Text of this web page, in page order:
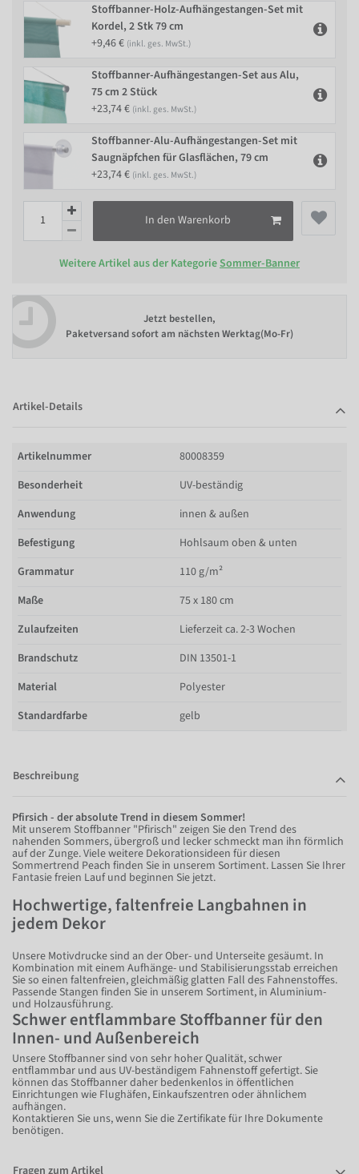
Stoffbanner-Holz-Aufhängestangen-Set mit
Kordel, 2 Stk 79 cm
+9,46 € (inkl. ges. MwSt.)
Stoffbanner-Aufhängestangen-Set aus Alu,
75 cm 2 Stück
+23,74 € (inkl. ges. MwSt.)
Stoffbanner-Alu-Aufhängestangen-Set mit
Saugnäpfchen für Glasflächen, 79 cm
+23,74 € (inkl. ges. MwSt.)
In den Warenkorb
Weitere Artikel aus der KategorieSommer-Banner
Jetzt bestellen,
Paketversand sofort am nächsten Werktag(Mo-Fr)
Artikel-Details
Artikelnummer
80008359
Besonderheit
UV-beständig
Anwendung
innen & außen
Befestigung
Hohlsaum oben & unten
Grammatur
110 g/m²
Maße
75 x 180 cm
Zulaufzeiten
Lieferzeit ca. 2-3 Wochen
Brandschutz
DIN 13501-1
Material
Polyester
Standardfarbe
gelb
Beschreibung
Pfirsich - der absolute Trend in diesem Sommer!
Mit unserem Stoffbanner "Pfirisch" zeigen Sie den Trend des
nahenden Sommers, übergroß und lecker schmeckt man ihn förmlich
auf der Zunge. Viele weitere Dekorationsideen für diesen
Sommertrend Peach finden Sie in unserem Sortiment. Lassen Sie Ihrer
Fantasie freien Lauf und beginnen Sie jetzt.
Hochwertige, faltenfreie Langbahnen in
jedem Dekor
Unsere Motivdrucke sind an der Ober- und Unterseite gesäumt. In
Kombination mit einem Aufhänge- und Stabilisierungsstab erreichen
Sie so einen faltenfreien, gleichmäßig glatten Fall des Fahnenstoffes.
Passende Stangen finden Sie in unserem Sortiment, in Aluminium-
und Holzausführung.
Schwer entflammbare Stoffbanner für den
Innen- und Außenbereich
Unsere Stoffbanner sind von sehr hoher Qualität, schwer
entflammbar und aus UV-beständigem Fahnenstoff gefertigt. Sie
können das Stoffbanner daher bedenkenlos in öffentlichen
Einrichtungen wie Flughäfen, Einkaufszentren oder ähnlichem
aufhängen.
Kontaktieren Sie uns, wenn Sie die Zertifikate für Ihre Dokumente
benötigen.
Fragen zum Artikel